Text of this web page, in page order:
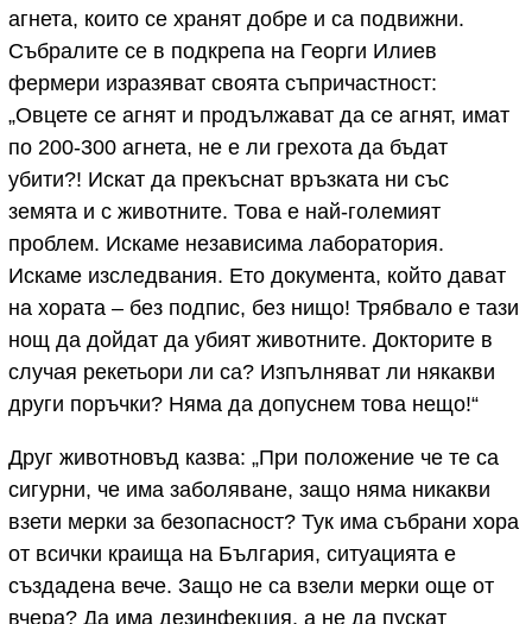
агнета, които се хранят добре и са подвижни.
Събралите се в подкрепа на Георги Илиев
фермери изразяват своята съпричастност:
„Овцете се агнят и продължават да се агнят, имат
по 200-300 агнета, не е ли грехота да бъдат
убити?! Искат да прекъснат връзката ни със
земята и с животните. Това е най-големият
проблем. Искаме независима лаборатория.
Искаме изследвания. Ето документа, който дават
на хората – без подпис, без нищо! Трябвало е тази
нощ да дойдат да убият животните. Докторите в
случая рекетьори ли са? Изпълняват ли някакви
други поръчки? Няма да допуснем това нещо!“
Друг животновъд казва: „При положение че те са
сигурни, че има заболяване, защо няма никакви
взети мерки за безопасност? Тук има събрани хора
от всички краища на България, ситуацията е
създадена вече. Защо не са взели мерки още от
вчера? Да има дезинфекция, а не да пускат